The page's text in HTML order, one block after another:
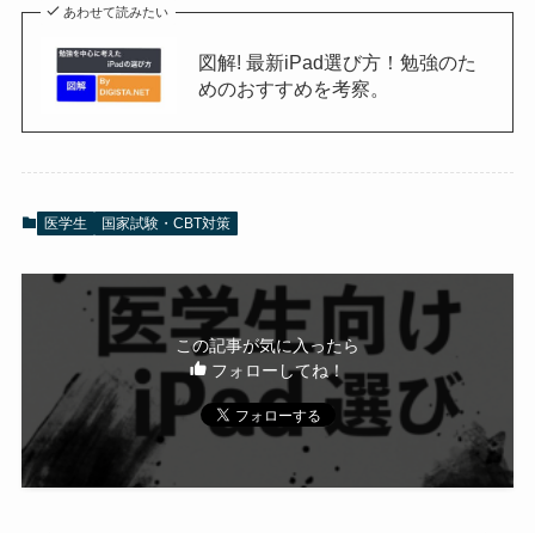
あわせて読みたい
図解! 最新iPad選び方！勉強のた
めのおすすめを考察。
医学生 国家試験・CBT対策
この記事が気に入ったら
フォローしてね！